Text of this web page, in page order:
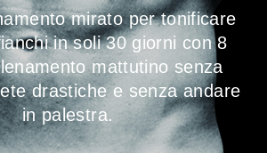
mirato per tonificare
in soli 30 giorni con 8
mattutino senza
drastiche e senza andare
in palestra.